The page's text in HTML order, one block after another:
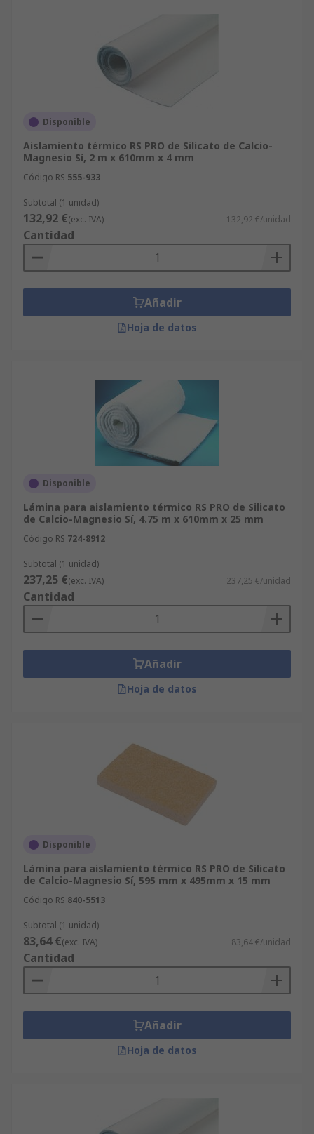
Disponible
Aislamiento térmico RS PRO de Silicato de Calcio-
Magnesio Sí, 2 m x 610mm x 4 mm
Código RS 555-933
Subtotal (1 unidad)
132,92 €(exc. IVA) 132,92 €/unidad
Cantidad
Añadir
Hoja de datos
Disponible
Lámina para aislamiento térmico RS PRO de Silicato
de Calcio-Magnesio Sí, 4.75 m x 610mm x 25 mm
Código RS 724-8912
Subtotal (1 unidad)
237,25 €(exc. IVA) 237,25 €/unidad
Cantidad
Añadir
Hoja de datos
Disponible
Lámina para aislamiento térmico RS PRO de Silicato
de Calcio-Magnesio Sí, 595 mm x 495mm x 15 mm
Código RS 840-5513
Subtotal (1 unidad)
83,64 €(exc. IVA) 83,64 €/unidad
Cantidad
Añadir
Hoja de datos